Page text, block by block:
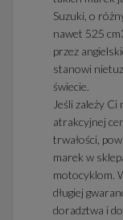
Suzuki, o
nawet 525
przez
stanowi
świecie.
Jeśli zależy
atrakcyjnej
trwałości,
marek w
motocyklom.
długiej
doradztwa i